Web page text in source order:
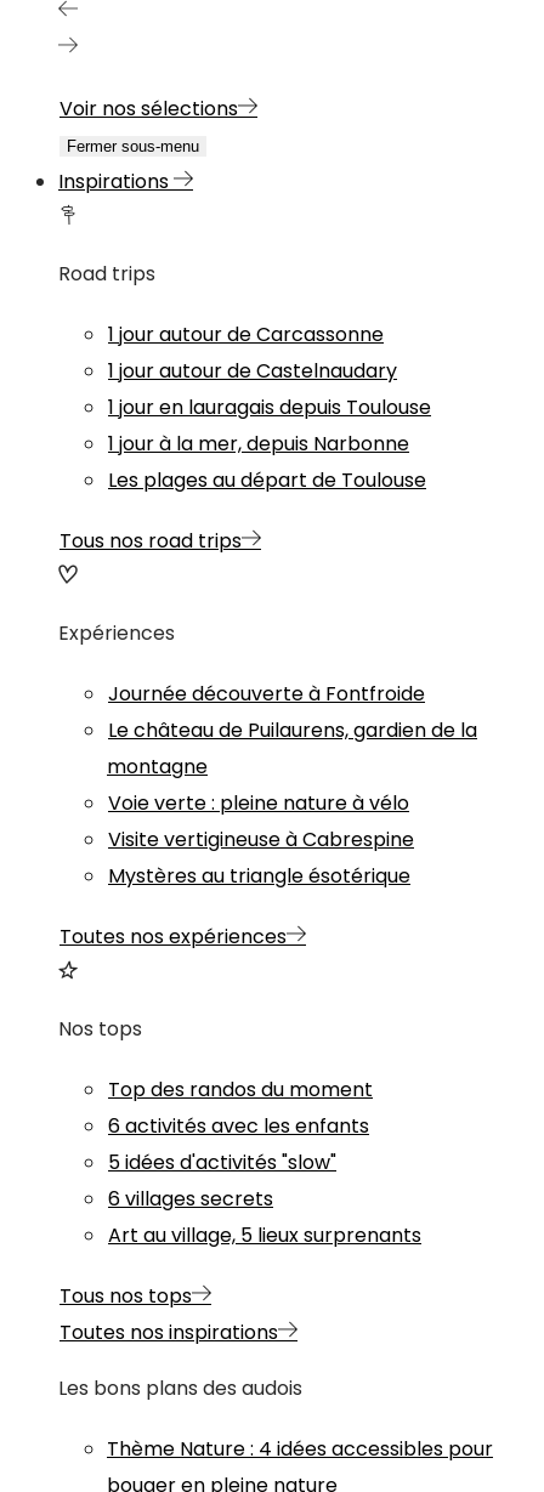
Voir nos sélections
Fermer sous-menu
Inspirations
Road trips
1 jour autour de Carcassonne
1 jour autour de Castelnaudary
1 jour en lauragais depuis Toulouse
1 jour à la mer, depuis Narbonne
Les plages au départ de Toulouse
Tous nos road trips
Expériences
Journée découverte à Fontfroide
Le château de Puilaurens, gardien de la
montagne
Voie verte : pleine nature à vélo
Visite vertigineuse à Cabrespine
Mystères au triangle ésotérique
Toutes nos expériences
Nos tops
Top des randos du moment
6 activités avec les enfants
5 idées d'activités "slow"
6 villages secrets
Art au village, 5 lieux surprenants
Tous nos tops
Toutes nos inspirations
Les bons plans des audois
Thème Nature: 4 idées accessibles pour
bouger en pleine nature